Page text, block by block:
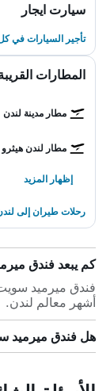
سيارت ايجار
تأجير السيارات في
المطارات
مطار مدينة لندن
مطار لندن هيثرو
إظهار المزيد
رحلات طيران إلى
كم يبعد فندق
أشهر معالم لندن.
هل فندق ميرميد